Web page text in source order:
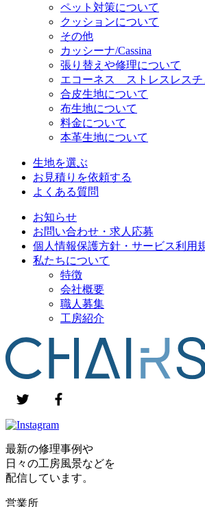
ペット対策について
クッションについて
その他
カッシーナ/Cassina
張り替えや修理について
エコーネス ストレスレスチ
合皮生地について
布生地について
料金について
本革生地について
生地を選ぶ
お見積りを依頼する
よくある質問
お知らせ
お問い合わせ・求人応募
個人情報保護方針・サービス利用
私たちについて
特徴
会社概要
職人募集
工房紹介
最新の修理事例や
日々の工房風景などを
配信しています。
営業所